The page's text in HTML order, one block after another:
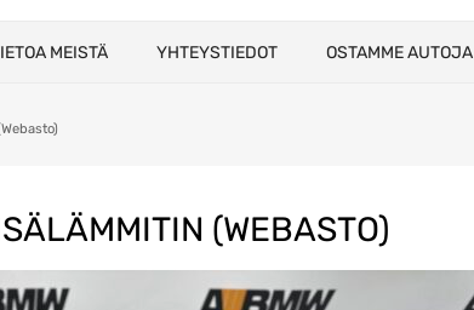
MEISTÄ YHTEYSTIEDOT OSTAMME AUTOJA
(WEBASTO)